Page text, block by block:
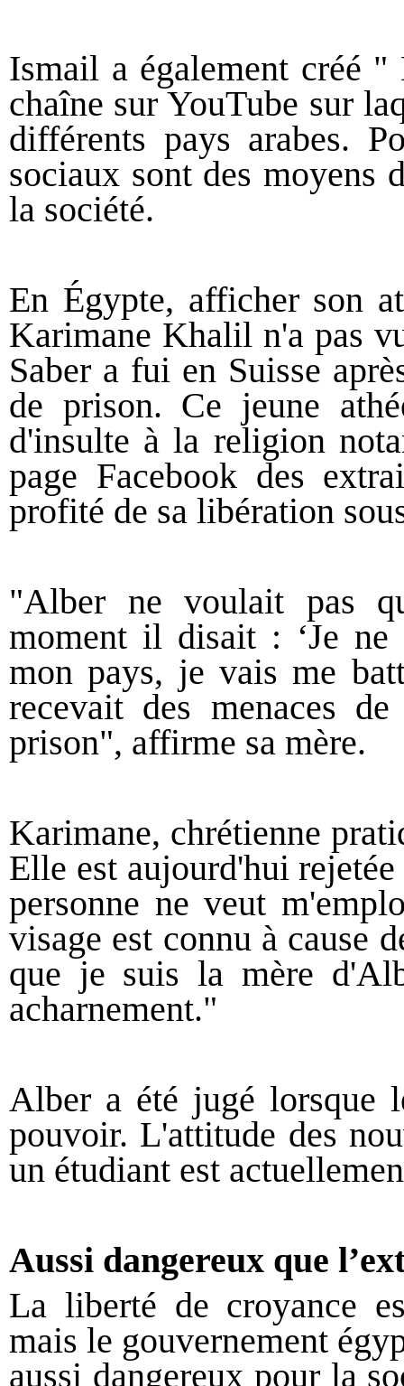
Ismail a également créé
chaîne sur YouTube sur
différents pays arabes.
sociaux sont des moyens
la société.
En Égypte, afficher son
Karimane Khalil n'a pas
Saber a fui en Suisse
de prison. Ce jeune
d'insulte à la religion
page Facebook des
profité de sa libération
"Alber ne voulait pas
moment il disait : ‘Je
mon pays, je vais me
recevait des menaces
prison", affirme sa mère.
Karimane, chrétienne
Elle est aujourd'hui
personne ne veut
visage est connu à cause
que je suis la mère
acharnement."
Alber a été jugé lorsque
pouvoir. L'attitude des
un étudiant est
Aussi dangereux que
La liberté de croyance
mais le gouvernement
aussi dangereux pour la